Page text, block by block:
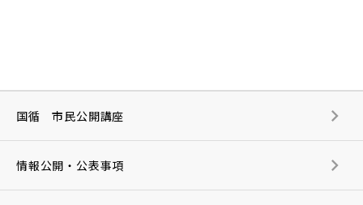
国循 市民公開講座
情報公開・公表事項